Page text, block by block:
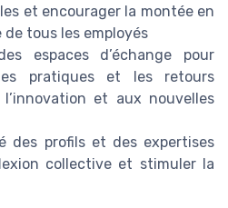
et encourager la montée en
tous les employés
espaces d’échange pour
pratiques et les retours
l’innovation et aux nouvelles
des profils et des expertises
collective et stimuler la